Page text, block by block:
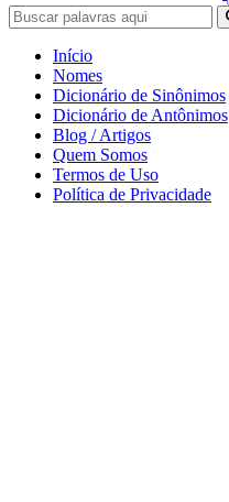
Início
Nomes
Dicionário de Sinônimos
Dicionário de Antônimos
Blog / Artigos
Quem Somos
Termos de Uso
Política de Privacidade